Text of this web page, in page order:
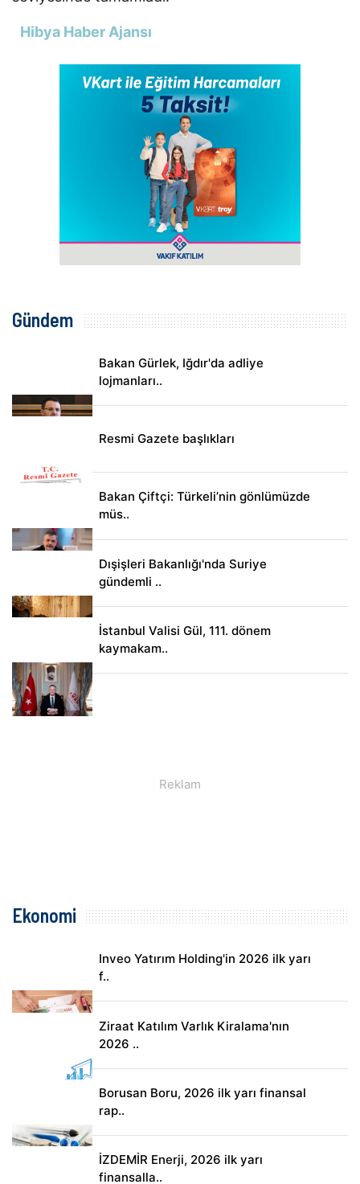
Hibya Haber Ajansı
Gündem
Bakan Gürlek, Iğdır'da adliye
lojmanları..
Resmi Gazete başlıkları
Bakan Çiftçi: Türkeli’nin gönlümüzde
müs..
Dışişleri Bakanlığı'nda Suriye
gündemli ..
İstanbul Valisi Gül, 111. dönem
kaymakam..
Ekonomi
Inveo Yatırım Holding'in 2026 ilk yarı
f..
Ziraat Katılım Varlık Kiralama'nın
2026 ..
Borusan Boru, 2026 ilk yarı finansal
rap..
İZDEMİR Enerji, 2026 ilk yarı
finansalla..